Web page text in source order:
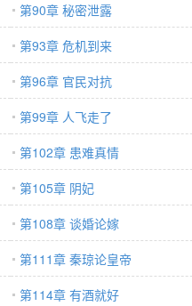
第90章 秘密泄露
第93章 危机到来
第96章 官民对抗
第99章 人飞走了
第102章 患难真情
第105章 阴妃
第108章 谈婚论嫁
第111章 秦琼论皇帝
第114章 有酒就好